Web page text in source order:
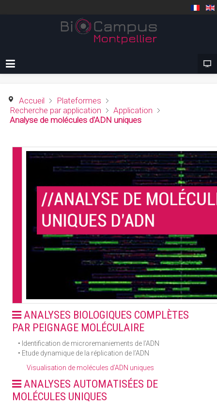
Accueil
Plateformes
Recherche par application
Application
Analyse de molécules d'ADN uniques
ANALYSES BIOLOGIQUES COMPLÈTES
PAR PEIGNAGE MOLÉCULAIRE
• Identification de microremaniements de l’ADN
• Etude dynamique de la réplication de l’ADN
Visualisation de molécules d’ADN uniques
ANALYSES AUTOMATISÉES DE
MOLÉCULES UNIQUES